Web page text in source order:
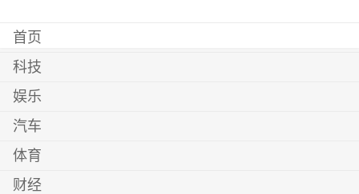
首页
科技
娱乐
汽车
体育
财经